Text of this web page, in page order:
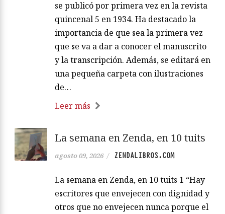
se publicó por primera vez en la revista
quincenal 5 en 1934. Ha destacado la
importancia de que sea la primera vez
que se va a dar a conocer el manuscrito
y la transcripción. Además, se editará en
una pequeña carpeta con ilustraciones
de…
Leer más
La semana en Zenda, en 10 tuits
agosto 09, 2026 / ZENDALIBROS.COM
La semana en Zenda, en 10 tuits 1 “Hay
escritores que envejecen con dignidad y
otros que no envejecen nunca porque el